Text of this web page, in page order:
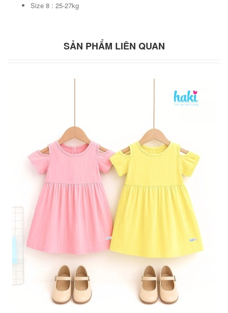
Size 8 : 25-27kg
SẢN PHẨM LIÊN QUAN